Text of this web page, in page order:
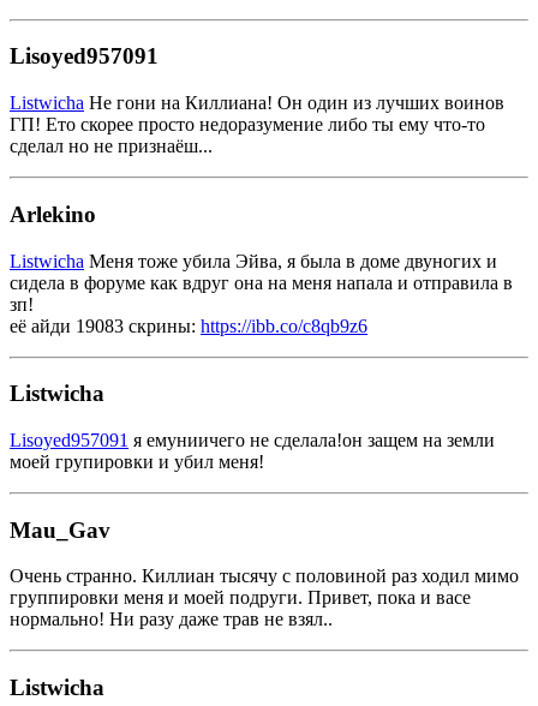
Lisoyed957091
Listwicha Не гони на Киллиана! Он один из лучших воинов
ГП! Ето скорее просто недоразумение либо ты ему что-то
сделал но не признаёш...
Arlekino
Listwicha Меня тоже убила Эйва, я была в доме двуногих и
сидела в форуме как вдруг она на меня напала и отправила в
зп!
её айди 19083 скрины: https://ibb.co/c8qb9z6
Listwicha
Lisoyed957091 я емуниичего не сделала!он защем на земли
моей групировки и убил меня!
Mau_Gav
Очень странно. Киллиан тысячу с половиной раз ходил мимо
группировки меня и моей подруги. Привет, пока и васе
нормально! Ни разу даже трав не взял..
Listwicha